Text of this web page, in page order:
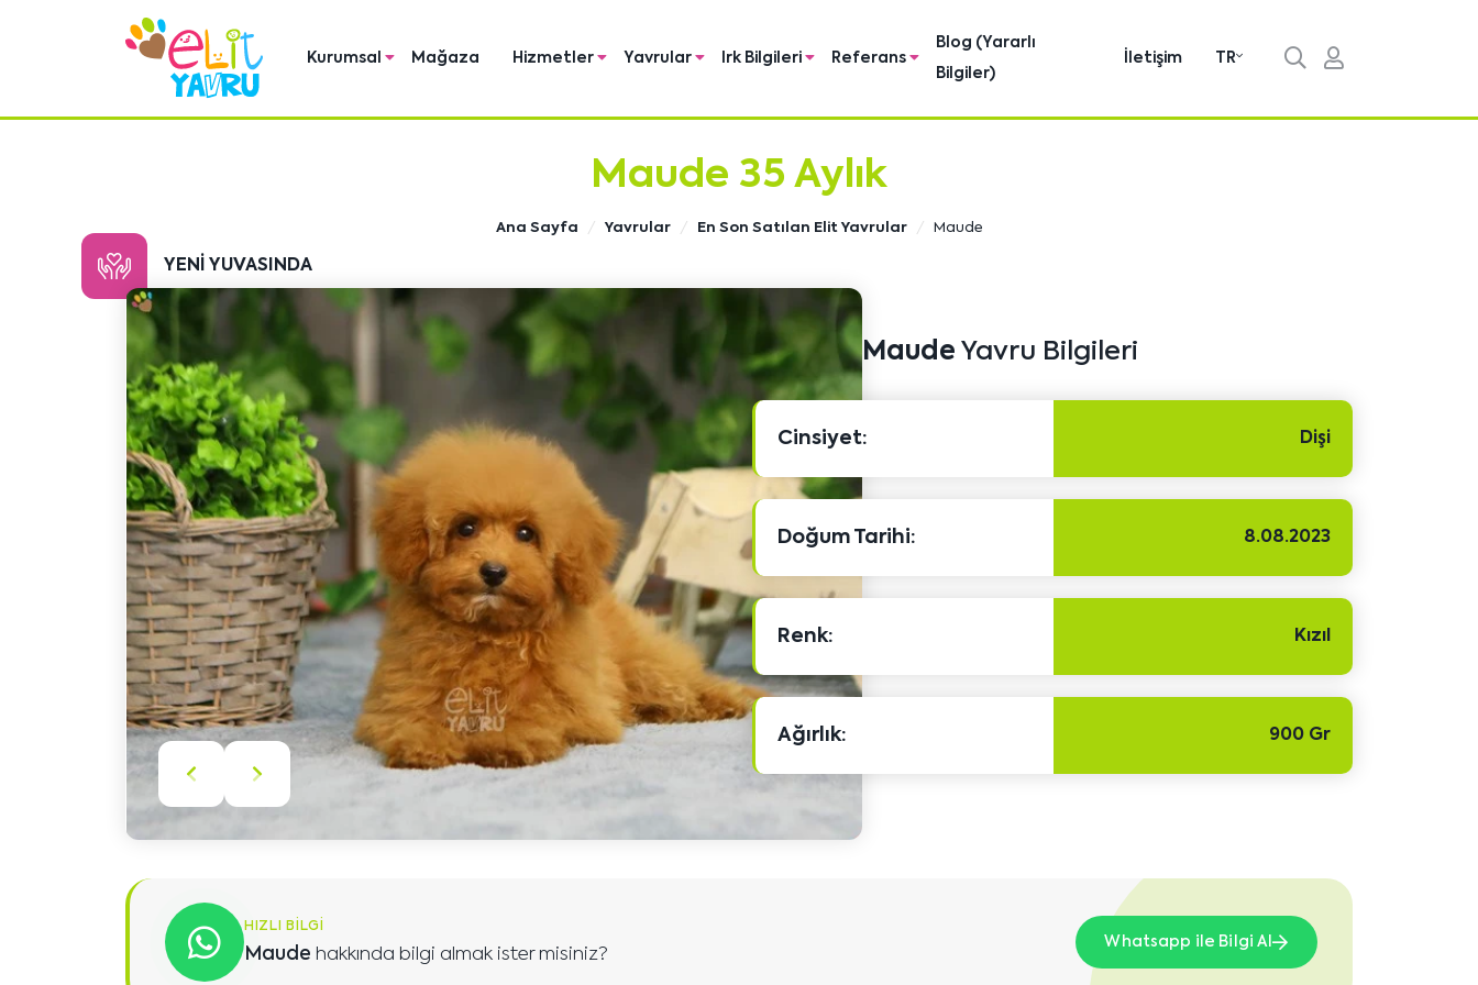
Kurumsal Mağaza Hizmetler Yavrular Irk Bilgileri Referans
Blog (Yararlı
Bilgiler)
İletişim TR
Maude 35 Aylık
Ana Sayfa Yavrular En Son Satılan Elit Yavrular Maude
YENI YUVASINDA
Önceki
içeriği
göster
Sonraki
içeriği
göster
Maude Yavru Bilgileri
Cinsiyet: Dişi
Doğum Tarihi: 8.08.2023
Renk: Kızıl
Ağırlık: 900 Gr
HIZLI BILGI
Maude hakkında bilgi almak ister misiniz?
Whatsapp ile Bilgi Al